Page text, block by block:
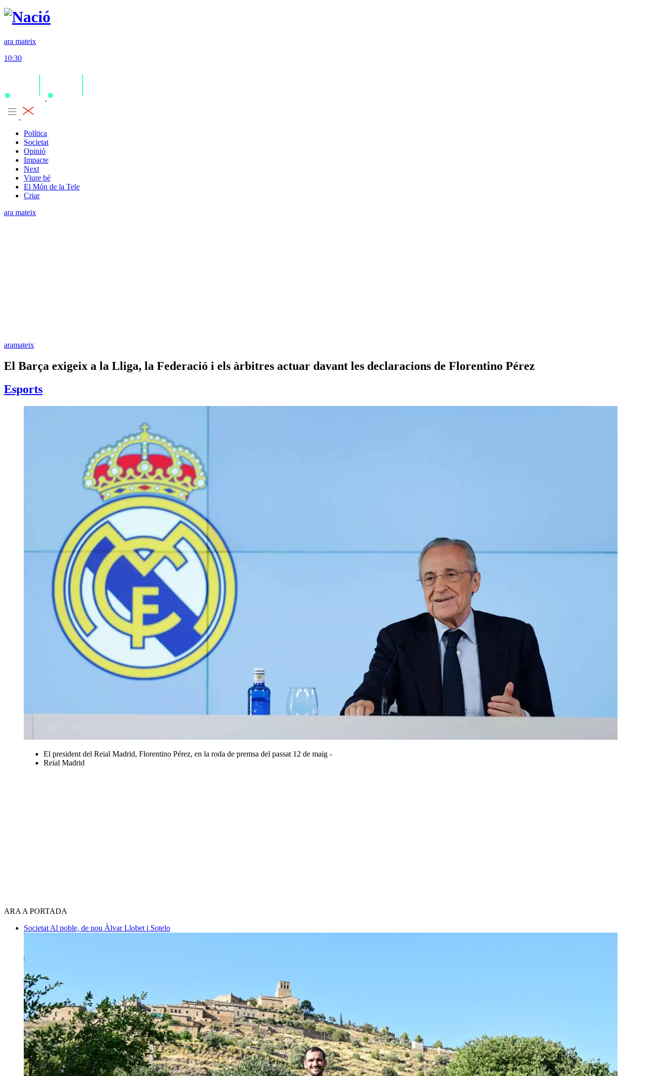
ara mateix
10:30
Política
Societat
Opinió
Impacte
Next
Viure bé
El Món de la Tele
Criar
ara mateix
aramateix
El Barça exigeix a la Lliga, la Federació i els àrbitres actuar davant les declaracions de Florentino Pérez
Esports
El president del Reial Madrid, Florentino Pérez, en la roda de premsa del passat 12 de maig -
Reial Madrid
ARA A PORTADA
Societat Al poble, de nou Àlvar Llobet i Sotelo